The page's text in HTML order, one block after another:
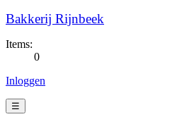
Bakkerij Rijnbeek
Items:
0
Inloggen
☰